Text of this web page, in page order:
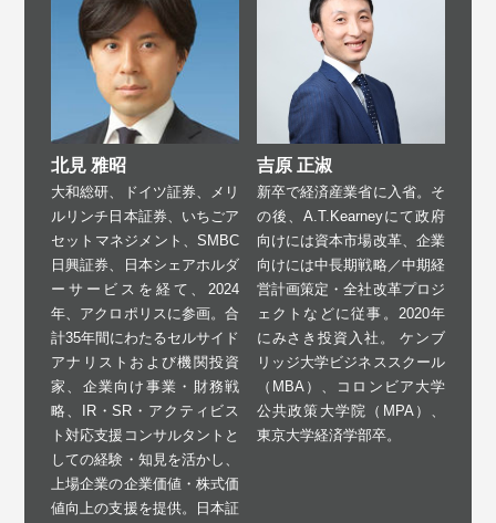
北見 雅昭
大和総研、ドイツ証券、メリ
ルリンチ日本証券、いちごア
セットマネジメント、SMBC
日興証券、日本シェアホルダ
ーサービスを経て、2024
年、アクロポリスに参画。合
計35年間にわたるセルサイド
アナリストおよび機関投資
家、企業向け事業・財務戦
略、IR・SR・アクティビス
ト対応支援コンサルタントと
しての経験・知見を活かし、
上場企業の企業価値・株式価
値向上の支援を提供。日本証
吉原 正淑
新卒で経済産業省に入省。そ
の後、A.T.Kearneyにて政府
向けには資本市場改革、企業
向けには中長期戦略／中期経
営計画策定・全社改革プロジ
ェクトなどに従事。2020年
にみさき投資入社。 ケンブ
リッジ大学ビジネススクール
（MBA）、コロンビア大学
公共政策大学院（MPA）、
東京大学経済学部卒。